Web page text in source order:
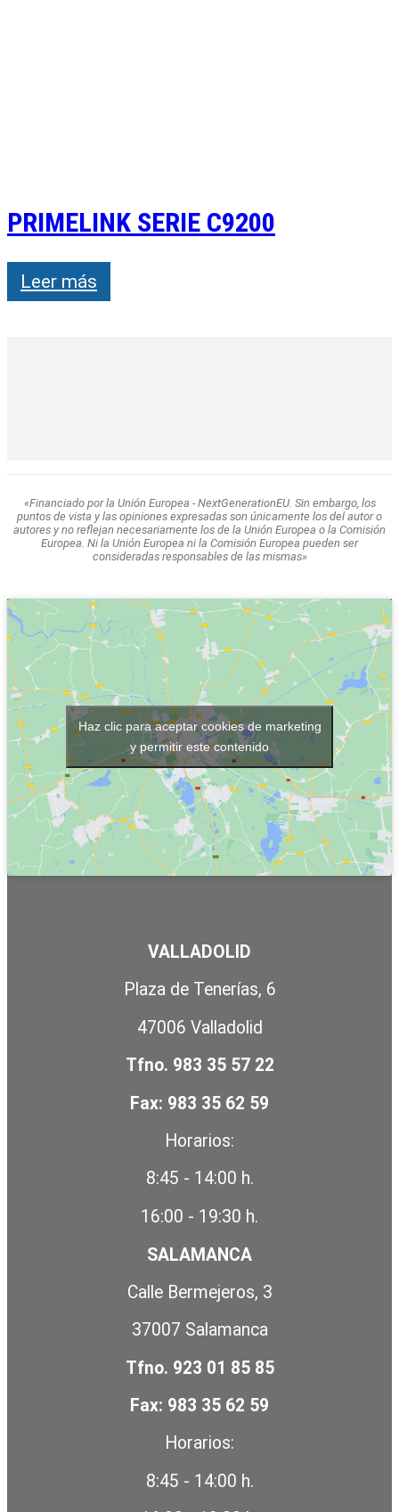
PRIMELINK SERIE C9200
Leer más
«Financiado por la Unión Europea - NextGenerationEU. Sin embargo, los
puntos de vista y las opiniones expresadas son únicamente los del autor o
autores y no reflejan necesariamente los de la Unión Europea o la Comisión
Europea. Ni la Unión Europea ni la Comisión Europea pueden ser
consideradas responsables de las mismas»
Haz clic para aceptar cookies de marketing
y permitir este contenido
VALLADOLID
Plaza de Tenerías, 6
47006 Valladolid
Tfno. 983 35 57 22
Fax: 983 35 62 59
Horarios:
8:45 - 14:00 h.
16:00 - 19:30 h.
SALAMANCA
Calle Bermejeros, 3
37007 Salamanca
Tfno. 923 01 85 85
Fax: 983 35 62 59
Horarios:
8:45 - 14:00 h.